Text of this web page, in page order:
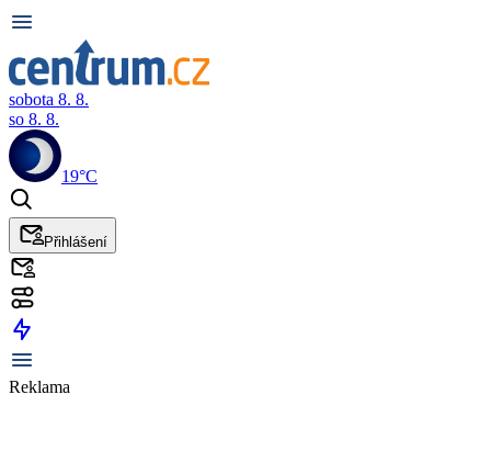
sobota 8. 8.
so 8. 8.
19°C
Přihlášení
Reklama